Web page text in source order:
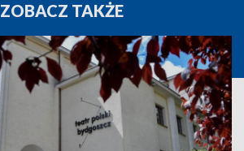
ZOBACZ TAKŻE